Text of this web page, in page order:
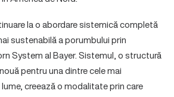
la o abordare sistemică completă
sustenabilă a porumbului prin
System al Bayer. Sistemul, o structură
pentru una dintre cele mai
creează o modalitate prin care